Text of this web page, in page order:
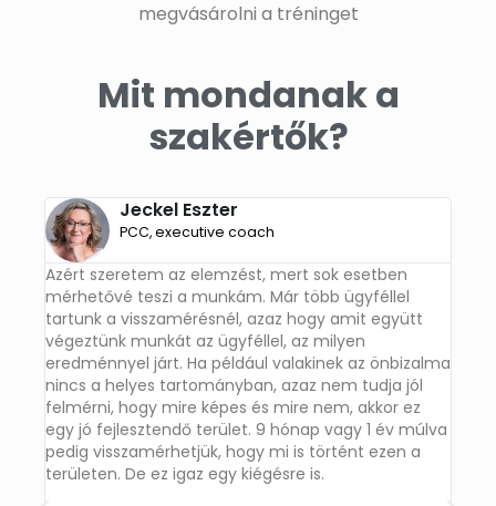
megvásárolni a tréninget
Mit mondanak a
szakértők?
Jeckel Eszter
PCC, executive coach
Azért szeretem az elemzést, mert sok esetben
mérhetővé teszi a munkám. Már több ügyféllel
tartunk a visszamérésnél, azaz hogy amit együtt
végeztünk munkát az ügyféllel, az milyen
eredménnyel járt. Ha például valakinek az önbizalma
nincs a helyes tartományban, azaz nem tudja jól
felmérni, hogy mire képes és mire nem, akkor ez
egy jó fejlesztendő terület. 9 hónap vagy 1 év múlva
pedig visszamérhetjük, hogy mi is történt ezen a
területen. De ez igaz egy kiégésre is.